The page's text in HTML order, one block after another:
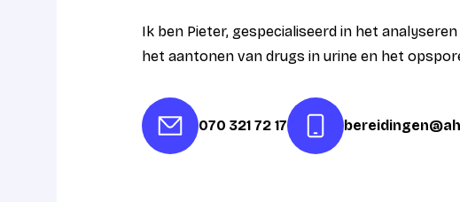
Ik ben Pieter, gespecialiseerd in het
het aantonen van drugs in urine en het
070 321 72 17